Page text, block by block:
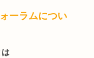
ーラムについ